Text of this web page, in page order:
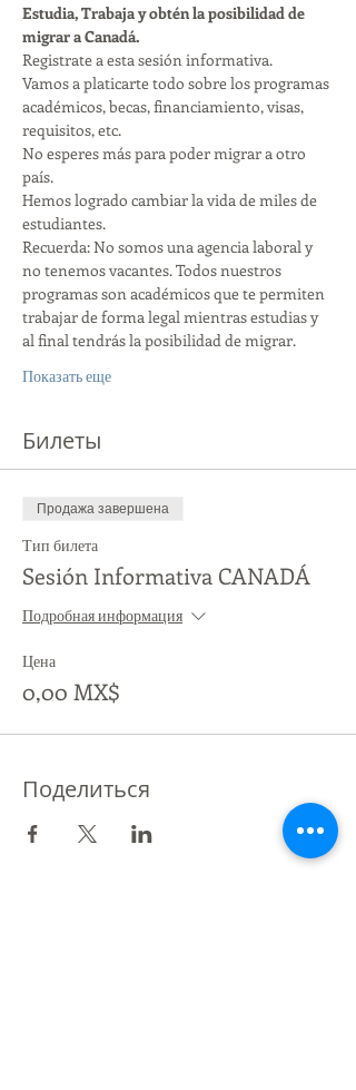
Estudia, Trabaja y obtén la posibilidad de
migrar a Canadá.
Registrate a esta sesión informativa.
Vamos a platicarte todo sobre los programas
académicos, becas, financiamiento, visas,
requisitos, etc.
No esperes más para poder migrar a otro
país.
Hemos logrado cambiar la vida de miles de
estudiantes.
Recuerda: No somos una agencia laboral y
no tenemos vacantes. Todos nuestros
programas son académicos que te permiten
trabajar de forma legal mientras estudias y
al final tendrás la posibilidad de migrar.
Показать еще
Билеты
Продажа завершена
Тип билета
Sesión Informativa CANADÁ
Подробная информация
Цена
0,00 MX$
Поделиться